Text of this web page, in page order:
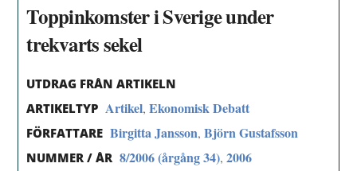
Toppinkomster i Sverige under
trekvarts sekel
UTDRAG FRÅN ARTIKELN
ARTIKELTYP Artikel,Ekonomisk Debatt
FÖRFATTARE Birgitta Jansson,Björn Gustafsson
NUMMER / ÅR 8/2006 (årgång 34),2006